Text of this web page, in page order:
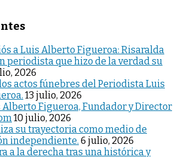
a Luis Alberto Figueroa: Risaralda
periodista que hizo de la verdad su
2026
actos fúnebres del Periodista Luis
13 julio, 2026
Alberto Figueroa, Fundador y Director
10 julio, 2026
su trayectoria como medio de
independiente. 6 julio, 2026
a la derecha tras una histórica y